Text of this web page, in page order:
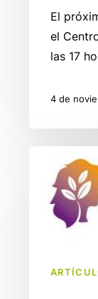
El
el
las 17
4 de
Excelencia
para